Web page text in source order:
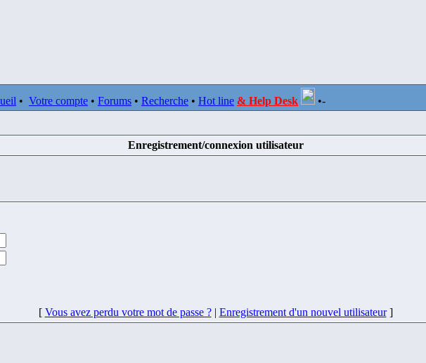
• Votre compte • Forums • Recherche • Hot line & Help Desk •-
Enregistrement/connexion utilisateur
[ Vous avez perdu votre mot de passe ?| Enregistrement d'un nouvel utilisateur]